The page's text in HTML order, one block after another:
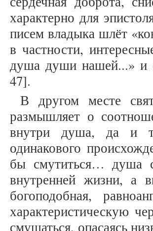
характерно для
писем владыка шлёт
в частности,
душа души нашей...» и
47].
В другом месте
размышляет о
внутри душа, да и
одинакового
бы смутиться… душа
внутренней жизни, а
богоподобная,
характеристическую
смущаться, опасаясь